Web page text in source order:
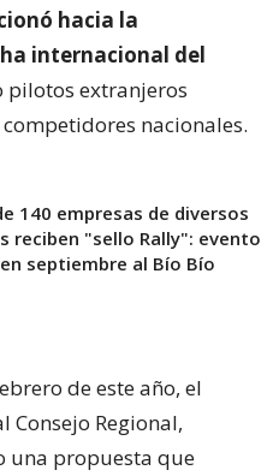
hacia la
internacional del
pilotos extranjeros
nacionales.
140 empresas de diversos
reciben "sello Rally": evento
septiembre al Bío Bío
de este año, el
Consejo Regional,
una propuesta que